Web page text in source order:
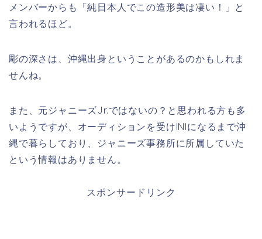
メンバーからも「純日本人でこの造形美は凄い！」と
言われるほど。
彫の深さは、沖縄出身ということがあるのかもしれま
せんね。
また、元ジャニーズJr.ではないの？と思われる方も多
いようですが、オーディションを受けINIになるまで沖
縄で暮らしており、ジャニーズ事務所に所属していた
という情報はありません。
スポンサードリンク